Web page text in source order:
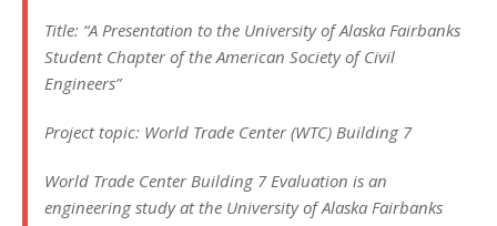
Title: “A Presentation to the University of Alaska Fairbanks
Student Chapter of the American Society of Civil
Engineers”
Project topic: World Trade Center (WTC) Building 7
World Trade Center Building 7 Evaluation is an
engineering study at the University of Alaska Fairbanks